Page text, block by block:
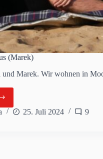
(Marek)
Marek. Wir wohnen in
25. Juli 2024 9